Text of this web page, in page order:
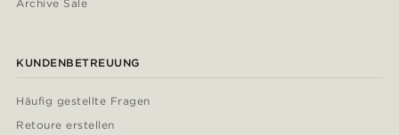
Archive Sale
KUNDENBETREUUNG
Häufig gestellte Fragen
Retoure erstellen